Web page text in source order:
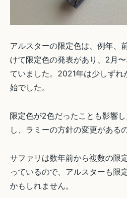
アルスターの限定色は、例年、
けて限定色の発表があり、2月
ていました。2021年は少しず
始でした。
限定色が2色だったことも影響
し、ラミーの方針の変更がある
サファリは数年前から複数の限
っているので、アルスターも限
かもしれません。